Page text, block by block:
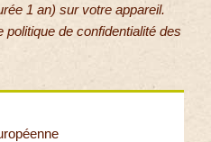
1 an) sur votre appareil.
de confidentialité des